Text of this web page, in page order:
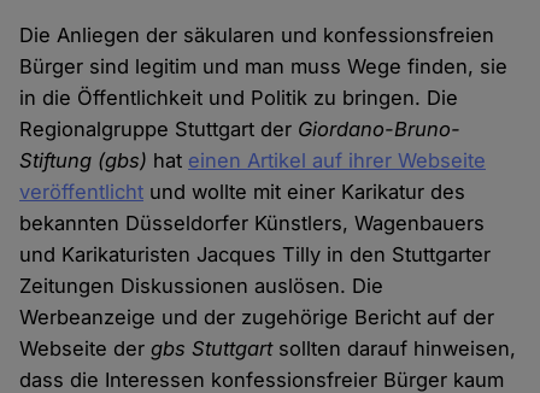
Die Anliegen der säkularen und konfessionsfreien
Bürger sind legitim und man muss Wege finden, sie
in die Öffentlichkeit und Politik zu bringen. Die
Regionalgruppe Stuttgart der Giordano-Bruno-
Stiftung (gbs) hat einen Artikel auf ihrer Webseite
veröffentlicht und wollte mit einer Karikatur des
bekannten Düsseldorfer Künstlers, Wagenbauers
und Karikaturisten Jacques Tilly in den Stuttgarter
Zeitungen Diskussionen auslösen. Die
Werbeanzeige und der zugehörige Bericht auf der
Webseite dergbs Stuttgartsollten darauf hinweisen,
dass die Interessen konfessionsfreier Bürger kaum